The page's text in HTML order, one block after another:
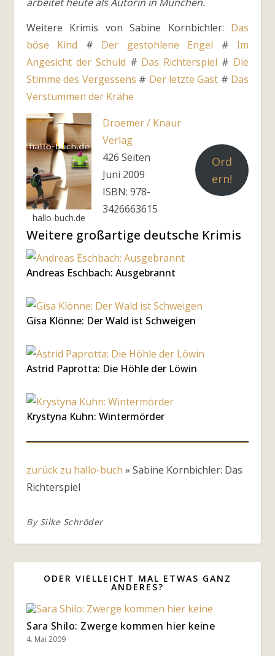
Weitere Krimis von Sabine Kornbichler: Das
böse Kind # Der gestohlene Engel # Im
Angesicht der Schuld # Das Richterspiel # Die
Stimme des Vergessens # Der letzte Gast # Das
Verstummen der Krähe
hallo-buch.de
Droemer / Knaur
Verlag
426 Seiten
Juni 2009
ISBN: 978-
3426663615
Ord
ern!
Weitere großartige deutsche Krimis
Andreas Eschbach: Ausgebrannt
Gisa Klönne: Der Wald ist Schweigen
Astrid Paprotta: Die Höhle der Löwin
Krystyna Kuhn: Wintermörder
zurück zu hallo-buch » Sabine Kornbichler: Das
Richterspiel
By Silke Schröder
ODER VIELLEICHT MAL ETWAS GANZ
ANDERES?
Sara Shilo: Zwerge kommen hier keine
4. Mai 2009